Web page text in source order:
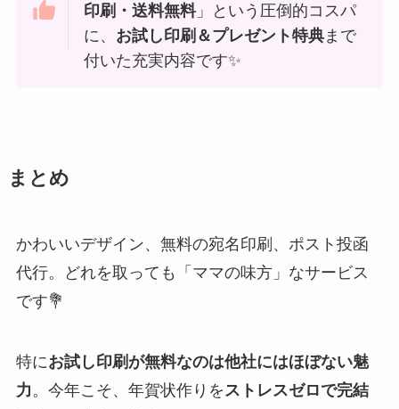
印刷・送料無料」という圧倒的コスパ
に、 お試し印刷＆プレゼント特典 まで
付いた充実内容です✨
まとめ
かわいいデザイン、無料の宛名印刷、ポスト投函
代行。どれを取っても「ママの味方」なサービス
です💐
特にお試し印刷が無料なのは他社にはほぼない魅
力。今年こそ、年賀状作りをストレスゼロで完結